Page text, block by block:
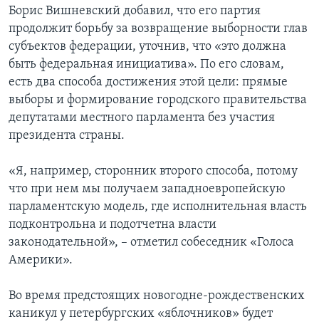
Борис Вишневский добавил, что его партия
продолжит борьбу за возвращение выборности глав
субъектов федерации, уточнив, что «это должна
быть федеральная инициатива». По его словам,
есть два способа достижения этой цели: прямые
выборы и формирование городского правительства
депутатами местного парламента без участия
президента страны.
«Я, например, сторонник второго способа, потому
что при нем мы получаем западноевропейскую
парламентскую модель, где исполнительная власть
подконтрольна и подотчетна власти
законодательной», – отметил собеседник «Голоса
Америки».
Во время предстоящих новогодне-рождественских
каникул у петербургских «яблочников» будет